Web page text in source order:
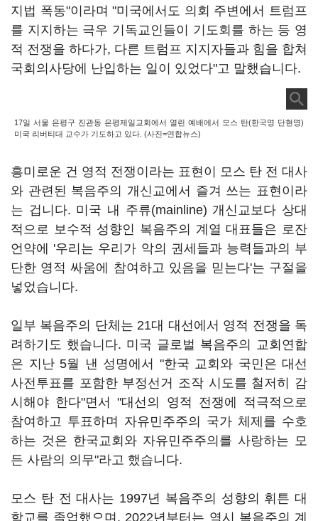
지법 폭동"이라며 "미국에서도 의회 주변에서 트럼프
를 지지하는 극우 기독교인들이 기도회를 하는 등 영
적 전쟁을 하다가, 다른 트럼프 지지자들과 힘을 합쳐
국회의사당에 난입하는 일이 있었다"고 말했습니다.
17일 서울 은평구 진관동 은평제일교회에서 열린 예배에서 모스 탄(한국명 단현명)
미국 리버티대 교수가 기도하고 있다. (사진=연합뉴스)
흥미로운 건 영적 전쟁이라는 표현이 모스 탄 전 대사
와 관련된 복음주의 개신교에서 즐겨 쓰는 표현이라
는 겁니다. 미국 내 주류(mainline) 개신교보다 상대
적으로 보수적 성향인 복음주의 계열 대표들은 로잔
언약에 '우리는 우리가 악의 권세들과 능력들과의 부
단한 영적 싸움에 참여하고 있음을 믿는다'는 구절을
넣었습니다.
일부 복음주의 단체는 21대 대선에서 영적 전쟁을 독
려하기도 했습니다. 미국 글로벌 복음주의 교회연합
은 지난 5월 낸 성명에서 "한국 교회와 국민은 대선
사전투표를 포함한 부정선거 조작 시도를 철저히 감
시해야 한다"면서 "대선의 영적 전쟁에 적극적으로
참여하고 투표하며 자유민주주의 국가 체제를 수호
하는 것은 한국교회와 자유민주주의를 사랑하는 모
든 사람의 의무"라고 했습니다.
모스 탄 전 대사는 1997년 복음주의 성향의 휘튼 대
학교를 졸업했으며, 2022년부터는 역시 복음주의 계